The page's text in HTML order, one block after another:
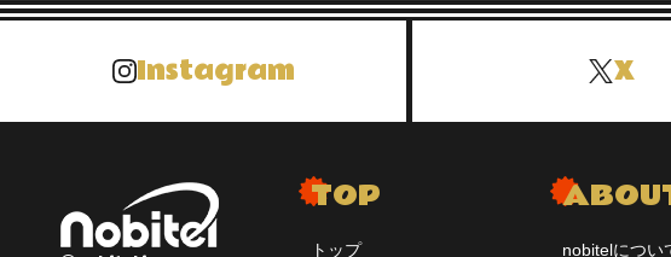
（３） 第三者における利用目的
採用に関する業務（弊社での採用
たうえ、適用法令に基づき、不正な
洩の危険を防止するため、適切な技
Instagram X
TOP
トップ nobitelについ